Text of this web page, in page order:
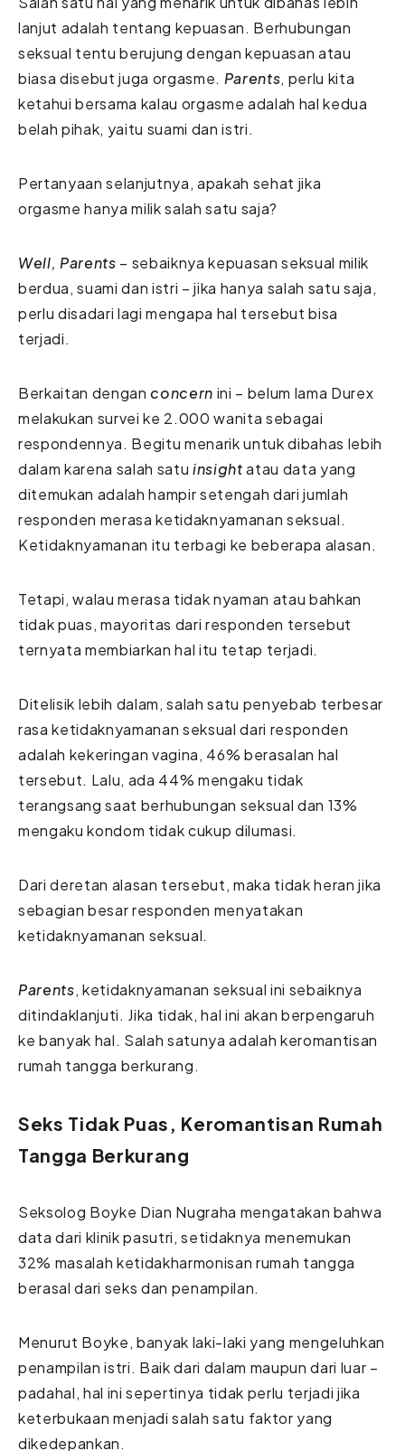
lanjut adalah tentang kepuasan. Berhubungan
seksual tentu berujung dengan kepuasan atau
biasa disebut juga orgasme. Parents, perlu kita
ketahui bersama kalau orgasme adalah hal kedua
belah pihak, yaitu suami dan istri.
Pertanyaan selanjutnya, apakah sehat jika
orgasme hanya milik salah satu saja?
Well, Parents – sebaiknya kepuasan seksual milik
berdua, suami dan istri – jika hanya salah satu saja,
perlu disadari lagi mengapa hal tersebut bisa
terjadi.
Berkaitan denganconcern ini – belum lama Durex
melakukan survei ke 2.000 wanita sebagai
respondennya. Begitu menarik untuk dibahas lebih
dalam karena salah satuinsightatau data yang
ditemukan adalah hampir setengah dari jumlah
responden merasa ketidaknyamanan seksual.
Ketidaknyamanan itu terbagi ke beberapa alasan.
Tetapi, walau merasa tidak nyaman atau bahkan
tidak puas, mayoritas dari responden tersebut
ternyata membiarkan hal itu tetap terjadi.
Ditelisik lebih dalam, salah satu penyebab terbesar
rasa ketidaknyamanan seksual dari responden
adalah kekeringan vagina, 46% berasalan hal
tersebut. Lalu, ada 44% mengaku tidak
terangsang saat berhubungan seksual dan 13%
mengaku kondom tidak cukup dilumasi.
Dari deretan alasan tersebut, maka tidak heran jika
sebagian besar responden menyatakan
ketidaknyamanan seksual.
Parents, ketidaknyamanan seksual ini sebaiknya
ditindaklanjuti. Jika tidak, hal ini akan berpengaruh
ke banyak hal. Salah satunya adalah keromantisan
rumah tangga berkurang.
Seks Tidak Puas, Keromantisan Rumah
Tangga Berkurang
Seksolog Boyke Dian Nugraha mengatakan bahwa
data dari klinik pasutri, setidaknya menemukan
32% masalah ketidakharmonisan rumah tangga
berasal dari seks dan penampilan.
Menurut Boyke, banyak laki-laki yang mengeluhkan
penampilan istri. Baik dari dalam maupun dari luar –
padahal, hal ini sepertinya tidak perlu terjadi jika
keterbukaan menjadi salah satu faktor yang
dikedepankan.